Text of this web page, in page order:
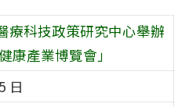
療科技政策研究中心舉辦
康產業博覽會」
日